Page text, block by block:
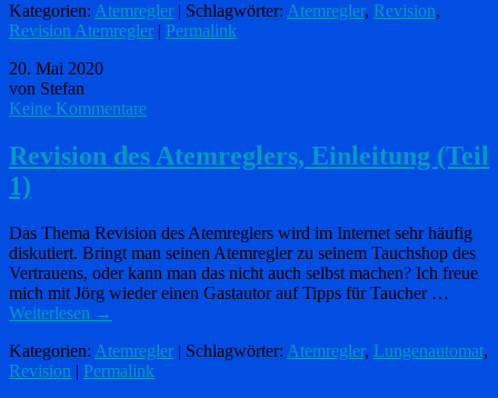
Kategorien: Atemregler | Schlagwörter: Atemregler, Revision,
Revision Atemregler | Permalink
20. Mai 2020
von Stefan
Keine Kommentare
Revision des Atemreglers, Einleitung (Teil
1)
Das Thema Revision des Atemreglers wird im Internet sehr häufig
diskutiert. Bringt man seinen Atemregler zu seinem Tauchshop des
Vertrauens, oder kann man das nicht auch selbst machen? Ich freue
mich mit Jörg wieder einen Gastautor auf Tipps für Taucher …
Weiterlesen →
Kategorien: Atemregler | Schlagwörter: Atemregler, Lungenautomat,
Revision | Permalink